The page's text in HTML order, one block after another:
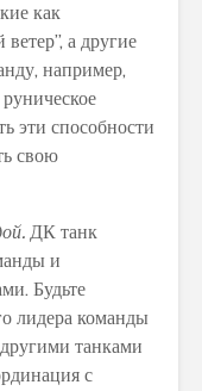
как
а другие
например,
эти способности
свою
ДК танк
и
Будьте
лидера команды
танками
с